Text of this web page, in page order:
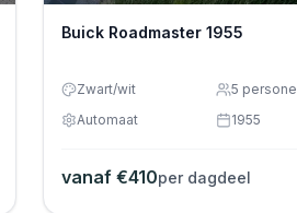
Buick Roadmaster 1955
Zwart/wit 5
Automaat
1955
vanaf €410per dagdeel